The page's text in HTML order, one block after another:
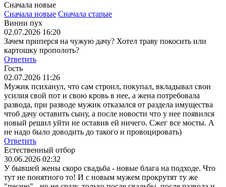
Сначала новые
Сначала новые Сначала старые
Винни пух
02.07.2026 16:20
Зачем приперся на чужую дачу? Хотел траву покосить или
картошку прополоть?
Ответить
Гость
02.07.2026 11:26
Мужик психанул, что сам строил, покупал, вкладывал свои
усилия свой пот и свою кровь в нее, а жена потребовала
развода, при разводе мужик отказался от раздела имущества
чтоб дачу оставить сыну, а после новости что у нее появился
новый решил уйти не оставив ей ничего. Сжег все мосты. А
не надо было доводить до такого и провоцировать)
Ответить
Естественный отбор
30.06.2026 02:32
У бывшей жены скоро свадьба - новые блага на подходе. Что
тут не понятного то! И с новым мужем прокрутят ту же